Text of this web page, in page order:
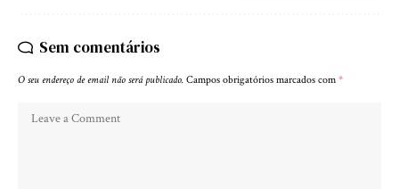
Sem comentários
O seu endereço de email não será publicado. Campos obrigatórios marcados com *